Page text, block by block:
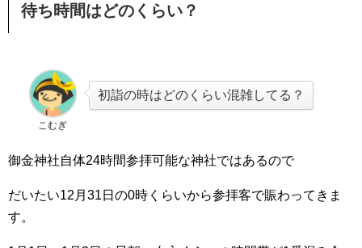
待ち時間はどのくらい？
こむぎ
初詣の時はどのくらい混雑してる？
御金神社自体24時間参拝可能な神社ではあるので
だいたい12月31日の0時くらいから参拝客で賑わってきま
す。